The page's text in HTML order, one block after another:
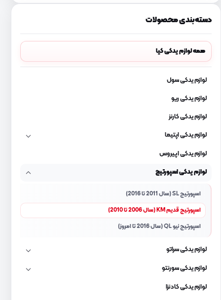
دسته‌بندی محصولات
همه لوازم یدکی کیا
لوازم یدکی سول
لوازم یدکی ریو
لوازم یدکی کارنز
لوازم یدکی اپتیما
لوازم یدکی اپیروس
لوازم یدکی اسپورتیج
اسپورتیج SL (سال 2011 تا 2016)
اسپورتیج قدیم KM (سال 2006 تا 2010)
اسپورتیج نیو QL (سال 2016 تا امروز)
لوازم یدکی سراتو
لوازم یدکی سورنتو
لوازم یدکی کادنزا